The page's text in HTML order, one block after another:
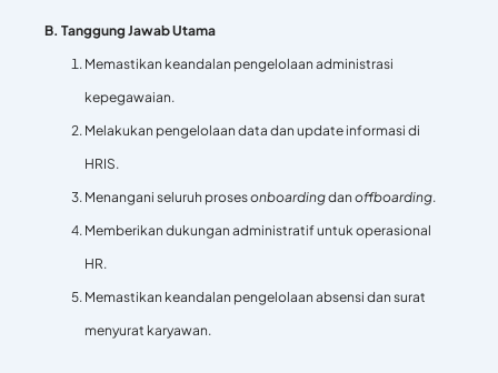
B. Tanggung Jawab Utama
Memastikan keandalan pengelolaan administrasi
kepegawaian.
Melakukan pengelolaan data dan update informasi di
HRIS.
Menangani seluruh prosesonboardingdan offboarding.
Memberikan dukungan administratif untuk operasional
HR.
Memastikan keandalan pengelolaan absensi dan surat
menyurat karyawan.